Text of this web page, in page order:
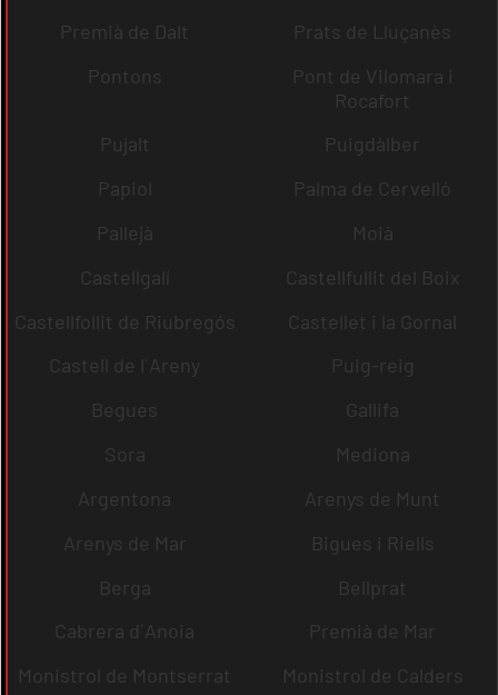
Premià de Dalt
Prats de Lluçanès
Pontons
Pont de Vilomara i
Rocafort
Pujalt
Puigdàlber
Papiol
Palma de Cervelló
Pallejà
Moià
Castellgalí
Castellfullit del Boix
Castellfollit de Riubregós
Castellet i la Gornal
Castell de l´Areny
Puig-reig
Begues
Gallifa
Sora
Mediona
Argentona
Arenys de Munt
Arenys de Mar
Bigues i Riells
Berga
Bellprat
Cabrera d´Anoia
Premià de Mar
Monistrol de Montserrat
Monistrol de Calders